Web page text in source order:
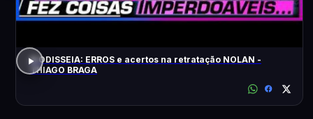
A ODISSEIA: ERROS e acertos na retratação NOLAN -
THIAGO BRAGA